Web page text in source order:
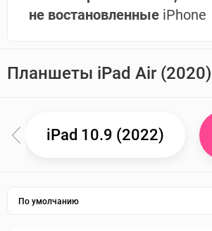
не востановленные iPhone
Планшеты iPad Air (2020)
iPad 10.9 (2022)
По умолчанию